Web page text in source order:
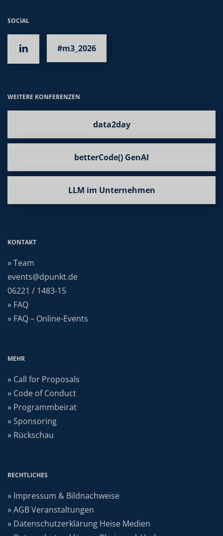
SOCIAL
#m3_2026
WEITERE KONFERENZEN
data2day
betterCode() GenAI
LLM im Unternehmen
KONTAKT
» Team
events@dpunkt.de
06221 / 1483-15
» FAQ
» FAQ – Online-Events
MEHR
» Call for Proposals
» Code of Conduct
» Programmbeirat
» Sponsoring
» Rückschau
RECHTLICHES
» Impressum & Bildnachweise
» AGB Veranstaltungen
» Datenschutzerklärung Heise Medien